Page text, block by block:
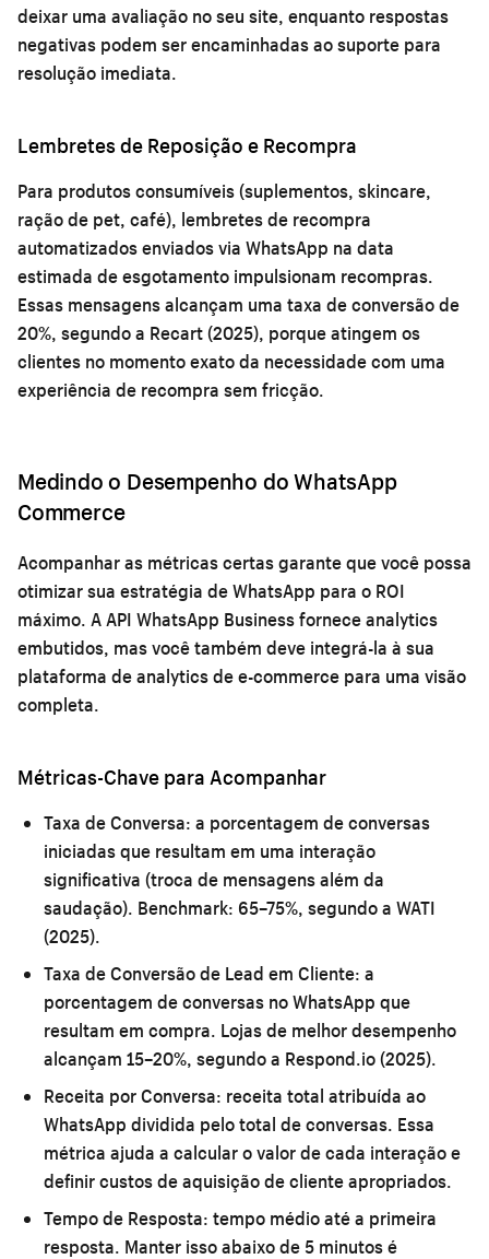
deixar uma avaliação no seu site, enquanto respostas
negativas podem ser encaminhadas ao suporte para
resolução imediata.
Lembretes de Reposição e Recompra
Para produtos consumíveis (suplementos, skincare,
ração de pet, café), lembretes de recompra
automatizados enviados via WhatsApp na data
estimada de esgotamento impulsionam recompras.
Essas mensagens alcançam uma taxa de conversão de
20%, segundo a Recart (2025), porque atingem os
clientes no momento exato da necessidade com uma
experiência de recompra sem fricção.
Medindo o Desempenho do WhatsApp
Commerce
Acompanhar as métricas certas garante que você possa
otimizar sua estratégia de WhatsApp para o ROI
máximo. A API WhatsApp Business fornece analytics
embutidos, mas você também deve integrá-la à sua
plataforma de analytics de e-commerce para uma visão
completa.
Métricas-Chave para Acompanhar
Taxa de Conversa: a porcentagem de conversas
iniciadas que resultam em uma interação
significativa (troca de mensagens além da
saudação). Benchmark: 65–75%, segundo a WATI
(2025).
Taxa de Conversão de Lead em Cliente: a
porcentagem de conversas no WhatsApp que
resultam em compra. Lojas de melhor desempenho
alcançam 15–20%, segundo a Respond.io (2025).
Receita por Conversa: receita total atribuída ao
WhatsApp dividida pelo total de conversas. Essa
métrica ajuda a calcular o valor de cada interação e
definir custos de aquisição de cliente apropriados.
Tempo de Resposta: tempo médio até a primeira
resposta. Manter isso abaixo de 5 minutos é